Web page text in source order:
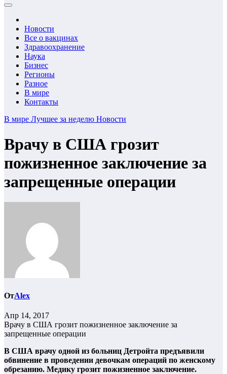
Новости
Все о вакцинах
Здравоохранение
Наука
Бизнес
Регионы
Разное
В мире
Контакты
В мире Лучшее за неделю Новости
Врачу в США грозит
пожизненное заключение за
запрещенные операции
ОтAlex
Апр 14, 2017
Врачу в США грозит пожизненное заключение за
запрещенные операции
В США врачу одной из больниц Детройта предъявили
обвинение в проведении девочкам операций по женскому
обрезанию. Медику грозит пожизненное заключение.